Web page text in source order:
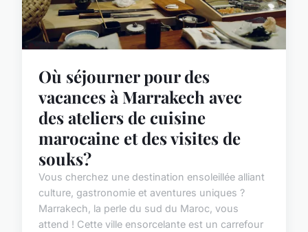
Où séjourner pour des
vacances à Marrakech avec
des ateliers de cuisine
marocaine et des visites de
souks?
Vous cherchez une destination ensoleillée alliant
culture, gastronomie et aventures uniques ?
Marrakech, la perle du sud du Maroc, vous
attend ! Cette ville ensorcelante est un carrefour